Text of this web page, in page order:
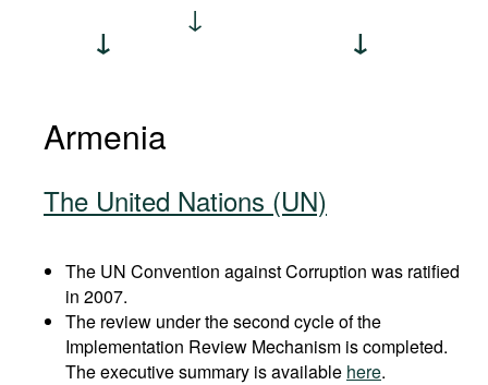
Armenia
The United Nations (UN)
The UN Convention against Corruption was ratified
in 2007.
The review under the second cycle of the
Implementation Review Mechanism is completed.
The executive summary is available here.